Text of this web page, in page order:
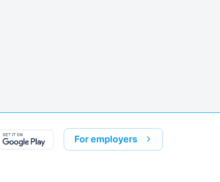
For employers